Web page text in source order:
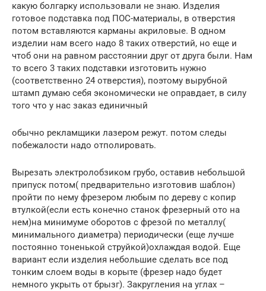
какую болгарку использовали не знаю. Изделия
готовое подставка под ПОС-материалы, в отверстия
потом вставляются карманы акриловые. В одном
изделии нам всего надо 8 таких отверстий, но еще и
чтоб они на равном расстоянии друг от друга были. Нам
то всего 3 таких подставки изготовить нужно
(соответственно 24 отверстия), поэтому вырубной
штамп думаю себя экономически не оправдает, в силу
того что у нас заказ единичный
обычно рекламщики лазером режут. потом следы
побежалости надо отполировать.
Вырезать электролобзиком грубо, оставив небольшой
припуск потом( предварительно изготовив шаблон)
пройти по нему фрезером любым по дереву с копир
втулкой(если есть конечно станок фрезерный ото на
нем)на минимуме оборотов с фрезой по металлу(
минимального диаметра) периодически (еще лучше
постоянно тоненькой струйкой)охлаждая водой. Еще
вариант если изделия небольшие сделать все под
тонким слоем воды в корыте (фрезер надо будет
немного укрыть от брызг). Закругления на углах –